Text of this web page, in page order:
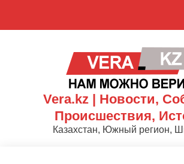
Vera.kz | Новости,
Происшествия,
Казахстан, Южный регион,